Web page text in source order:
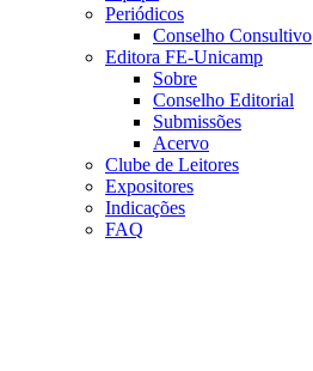
Periódicos
Conselho Consultivo
Editora FE-Unicamp
Sobre
Conselho Editorial
Submissões
Acervo
Clube de Leitores
Expositores
Indicações
FAQ